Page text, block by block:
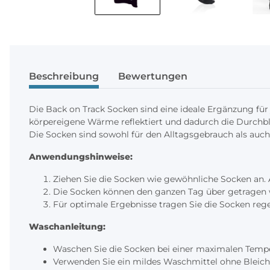
Beschreibung Bewertungen
Die Back on Track Socken sind eine ideale Ergänzung
körpereigene Wärme reflektiert und dadurch die
Die Socken sind sowohl für den Alltagsgebrauch als
Anwendungshinweise:
Ziehen Sie die Socken wie gewöhnliche Socken
Die Socken können den ganzen Tag über
Für optimale Ergebnisse tragen Sie die Socken
Waschanleitung:
Waschen Sie die Socken bei einer maximalen
Verwenden Sie ein mildes Waschmittel ohne